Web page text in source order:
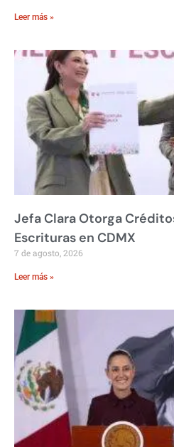
Leer más »
Jefa Clara Otorga
Escrituras en CDMX
7 de agosto, 2026
Leer más »